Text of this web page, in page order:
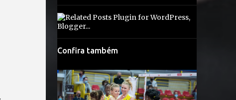
Confira também